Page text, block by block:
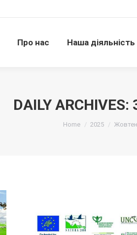
Про нас Наша діяльність
DAILY ARCHIVES:
Home 2025
Про нас Наша діяльність